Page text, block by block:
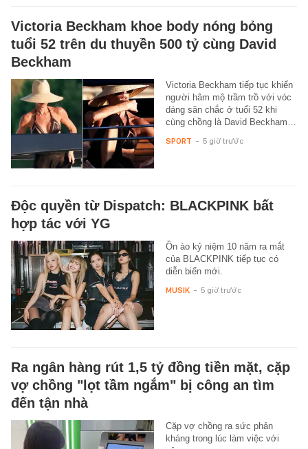
Victoria Beckham khoe body nóng bỏng
tuổi 52 trên du thuyền 500 tỷ cùng David
Beckham
Victoria Beckham tiếp tục khiến
người hâm mộ trầm trồ với vóc
dáng săn chắc ở tuổi 52 khi
cùng chồng là David Beckham…
SPORT - 5 giờ trước
Độc quyền từ Dispatch: BLACKPINK bất
hợp tác với YG
Ồn ào kỷ niệm 10 năm ra mắt
của BLACKPINK tiếp tục có
diễn biến mới.
MUSIK - 5 giờ trước
Ra ngân hàng rút 1,5 tỷ đồng tiền mặt, cặp
vợ chồng "lọt tầm ngắm" bị công an tìm
đến tận nhà
Cặp vợ chồng ra sức phản
kháng trong lúc làm việc với